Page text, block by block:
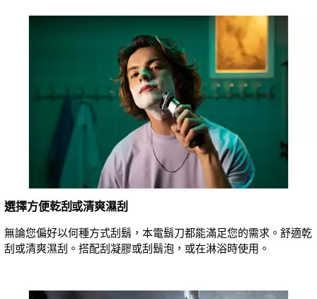
選擇方便乾刮或清爽濕刮
無論您偏好以何種方式刮鬍，本電鬍刀都能滿足您的需求。舒適乾
刮或清爽濕刮。搭配刮凝膠或刮鬍泡，或在淋浴時使用。